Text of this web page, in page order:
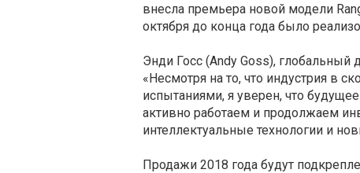
внесла премьера новой модели
октября до конца года было
Энди Госс (Andy Goss), глобальный
«Несмотря на то, что индустрия в
испытаниями, я уверен, что
активно работаем и продолжаем
интеллектуальные технологии и
Продажи 2018 года будут